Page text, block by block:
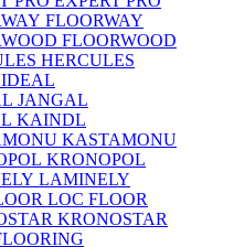
FLOORWAY
FLOORWOOD
HERCULES
IDEAL
JANGAL
KAINDL
KASTAMONU
KRONOPOL
LAMINELY
LOC FLOOR
KRONOSTAR